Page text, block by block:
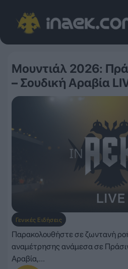
Μουντιάλ 2026:
– Σουδική Αραβία
Γενικές Ειδήσεις
Παρακολουθήστε σε ζωντανή
αναμέτρησης ανάμεσα σε
Αραβία,...